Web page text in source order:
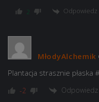
2 Odpowiedz
MłodyAlchemik
Plantacja strasznie płaska
-2 Odpowiedz